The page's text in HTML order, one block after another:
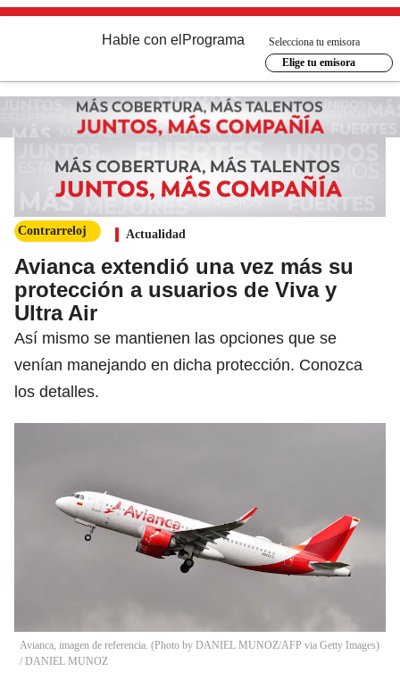
Hable con el Programa
Selecciona tu emisora
Elige tu emisora
Contrarreloj Actualidad
Avianca extendió una vez más su
protección a usuarios de Viva y
Ultra Air
Así mismo se mantienen las opciones que se
venían manejando en dicha protección. Conozca
los detalles.
Avianca, imagen de referencia. (Photo by DANIEL MUNOZ/AFP via Getty Images)
/ DANIEL MUNOZ